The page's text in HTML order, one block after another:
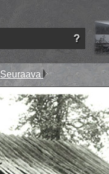
Seuraava